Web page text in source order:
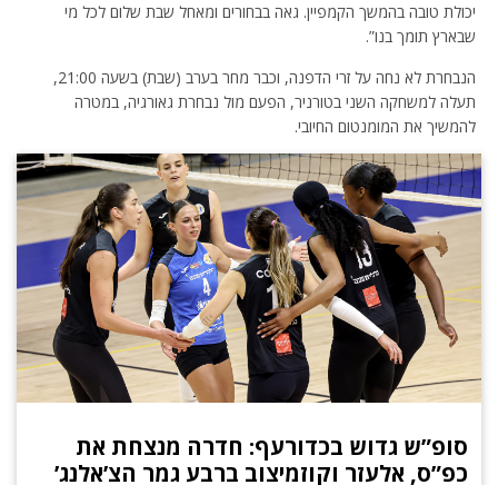
יכולת טובה בהמשך הקמפיין. גאה בבחורים ומאחל שבת שלום לכל מי
שבארץ תומך בנו”.
הנבחרת לא נחה על זרי הדפנה, וכבר מחר בערב (שבת) בשעה 21:00,
תעלה למשחקה השני בטורניר, הפעם מול נבחרת גאורגיה, במטרה
להמשיך את המומנטום החיובי.
סופ”ש גדוש בכדורעף: חדרה מנצחת את
כפ”ס, אלעזר וקוזמיצוב ברבע גמר הצ’אלנג’